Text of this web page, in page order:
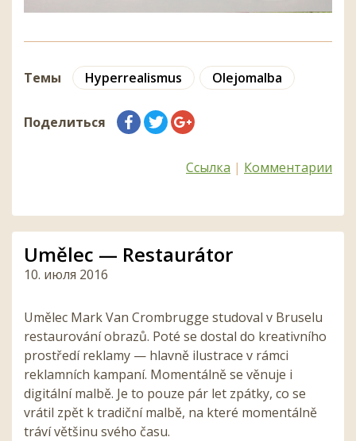
Темы Hyperrealismus Olejomalba
Поделиться
Ссылка | Комментарии
Umělec — Restaurátor
10. июля 2016
Umělec Mark Van Crombrugge studoval v Bruselu
restaurování obrazů. Poté se dostal do kreativního
prostředí reklamy — hlavně ilustrace v rámci
reklamních kampaní. Momentálně se věnuje i
digitální malbě. Je to pouze pár let zpátky, co se
vrátil zpět k tradiční malbě, na které momentálně
tráví většinu svého času.